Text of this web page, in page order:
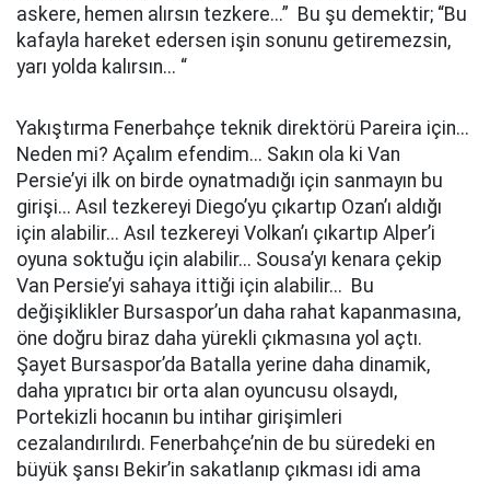
askere, hemen alırsın tezkere...” Bu şu demektir; “Bu
kafayla hareket edersen işin sonunu getiremezsin,
yarı yolda kalırsın... “
Yakıştırma Fenerbahçe teknik direktörü Pareira için...
Neden mi? Açalım efendim... Sakın ola ki Van
Persie’yi ilk on birde oynatmadığı için sanmayın bu
girişi... Asıl tezkereyi Diego’yu çıkartıp Ozan’ı aldığı
için alabilir... Asıl tezkereyi Volkan’ı çıkartıp Alper’i
oyuna soktuğu için alabilir... Sousa’yı kenara çekip
Van Persie’yi sahaya ittiği için alabilir... Bu
değişiklikler Bursaspor’un daha rahat kapanmasına,
öne doğru biraz daha yürekli çıkmasına yol açtı.
Şayet Bursaspor’da Batalla yerine daha dinamik,
daha yıpratıcı bir orta alan oyuncusu olsaydı,
Portekizli hocanın bu intihar girişimleri
cezalandırılırdı. Fenerbahçe’nin de bu süredeki en
büyük şansı Bekir’in sakatlanıp çıkması idi ama